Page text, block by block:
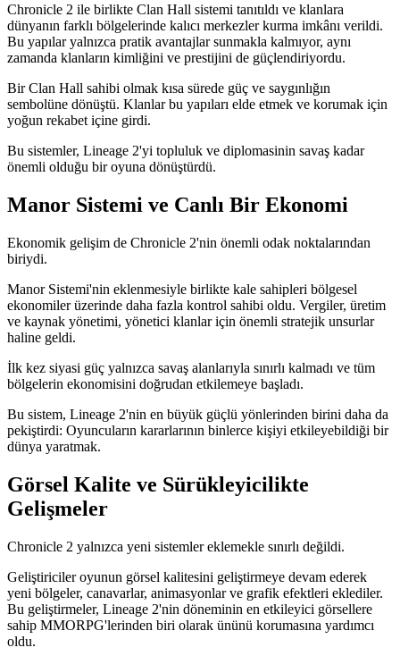
Chronicle 2 ile birlikte Clan Hall sistemi tanıtıldı ve klanlara
dünyanın farklı bölgelerinde kalıcı merkezler kurma imkânı verildi.
Bu yapılar yalnızca pratik avantajlar sunmakla kalmıyor, aynı
zamanda klanların kimliğini ve prestijini de güçlendiriyordu.
Bir Clan Hall sahibi olmak kısa sürede güç ve saygınlığın
sembolüne dönüştü. Klanlar bu yapıları elde etmek ve korumak için
yoğun rekabet içine girdi.
Bu sistemler, Lineage 2'yi topluluk ve diplomasinin savaş kadar
önemli olduğu bir oyuna dönüştürdü.
Manor Sistemi ve Canlı Bir Ekonomi
Ekonomik gelişim de Chronicle 2'nin önemli odak noktalarından
biriydi.
Manor Sistemi'nin eklenmesiyle birlikte kale sahipleri bölgesel
ekonomiler üzerinde daha fazla kontrol sahibi oldu. Vergiler, üretim
ve kaynak yönetimi, yönetici klanlar için önemli stratejik unsurlar
haline geldi.
İlk kez siyasi güç yalnızca savaş alanlarıyla sınırlı kalmadı ve tüm
bölgelerin ekonomisini doğrudan etkilemeye başladı.
Bu sistem, Lineage 2'nin en büyük güçlü yönlerinden birini daha da
pekiştirdi: Oyuncuların kararlarının binlerce kişiyi etkileyebildiği bir
dünya yaratmak.
Görsel Kalite ve Sürükleyicilikte
Gelişmeler
Chronicle 2 yalnızca yeni sistemler eklemekle sınırlı değildi.
Geliştiriciler oyunun görsel kalitesini geliştirmeye devam ederek
yeni bölgeler, canavarlar, animasyonlar ve grafik efektleri eklediler.
Bu geliştirmeler, Lineage 2'nin döneminin en etkileyici görsellere
sahip MMORPG'lerinden biri olarak ününü korumasına yardımcı
oldu.